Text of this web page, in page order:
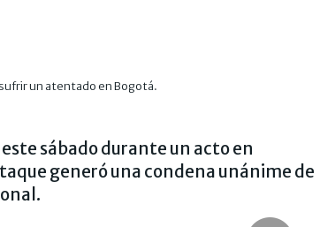
un atentado en Bogotá.
sábado durante un acto en
generó una condena unánime de